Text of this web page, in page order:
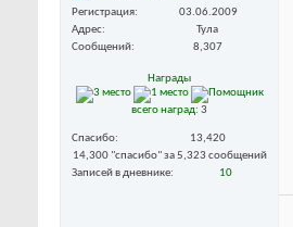
Регистрация
03.06.2009
Адрес
Тула
Сообщений
8,307
Награды
всего наград: 3
Спасибо
13,420
14,300 "спасибо" за 5,323 сообщений
Записей в дневнике
10